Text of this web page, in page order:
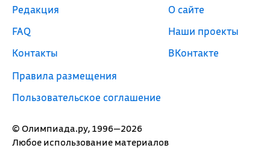
© Олимпиада.ру, 1996—2026
Любое использование материалов
Редакция
FAQ
Контакты
Правила размещения
Пользовательское соглашение
О сайте
Наши проекты
ВКонтакте